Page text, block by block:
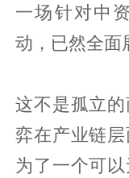
一场针对中
动，已然全面
这不是孤立
弈在产业链
为了一个可